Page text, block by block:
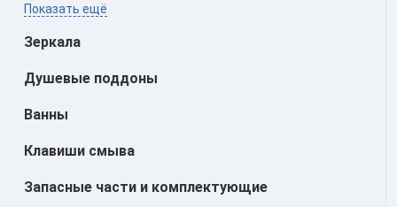
Показать ещё
Зеркала
Душевые поддоны
Ванны
Клавиши смыва
Запасные части и комплектующие